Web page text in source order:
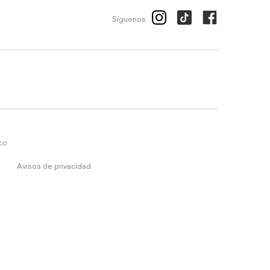
Síguenos:
Avisos de privacidad